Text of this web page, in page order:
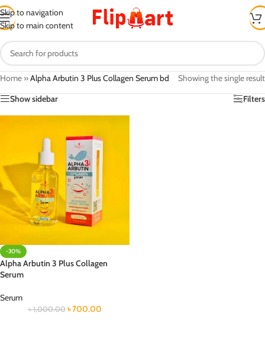
Skip to navigation
Skip to main content
Home »Alpha Arbutin 3 Plus Collagen Serum bd
Showing the single result
Show sidebar
Filters
-30%
Alpha Arbutin 3 Plus Collagen
Serum
Serum
৳1,000.00 ৳700.00